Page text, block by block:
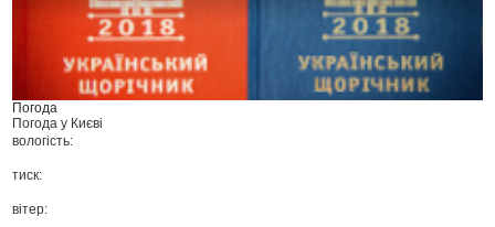
Погода
Погода у Києві
вологість:
тиск:
вітер: